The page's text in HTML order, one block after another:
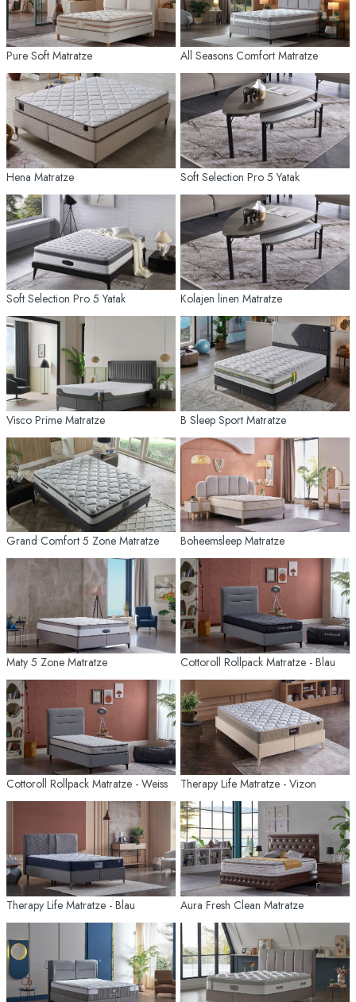
Pure Soft Matratze All Seasons Comfort Matratze
Hena Matratze Soft Selection Pro 5 Yatak
Soft Selection Pro 5 Yatak Kolajen linen Matratze
Visco Prime Matratze B Sleep Sport Matratze
Grand Comfort 5 Zone Matratze Boheemsleep Matratze
Maty 5 Zone Matratze Cottoroll Rollpack Matratze - Blau
Cottoroll Rollpack Matratze - Weiss Therapy Life Matratze - Vizon
Therapy Life Matratze - Blau Aura Fresh Clean Matratze